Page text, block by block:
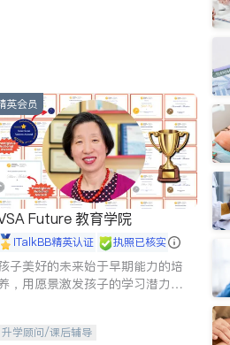
英会员
Future 教育学院
iTalkBB精英认证 执照已核实
子美好的未来始于早期能力的培
，用愿景激发孩子的学习潜力和
升学顾问/课后辅导